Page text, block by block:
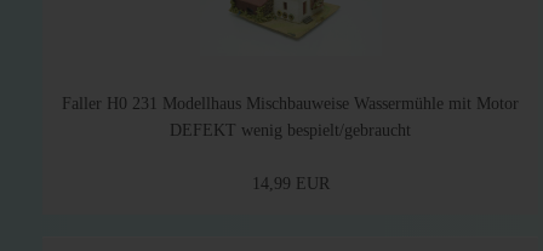
Faller H0 231 Modellhaus Mischbauweise Wassermühle mit Motor
DEFEKT wenig bespielt/gebraucht
14,99 EUR